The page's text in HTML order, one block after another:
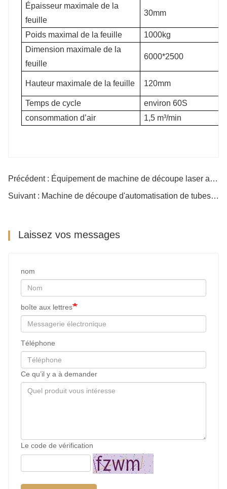
Épaisseur maximale de la
feuille
30mm
Poids maximal de la feuille
1000kg
Dimension maximale de la
feuille
6000*2500
Hauteur maximale de la feuille 120mm
Temps de cycle
environ 60S
consommation d’air
1,5 m³/min
Précédent : Équipement de machine de découpe laser automatique
Suivant : Machine de découpe d'automatisation de tubes laser
Laissez vos messages
nom
boîte aux lettres
Téléphone
Ce qu’il y a à demander
Le code de vérification